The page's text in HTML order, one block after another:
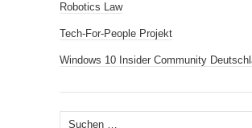
Robotics Law
Tech-For-People Projekt
Windows 10 Insider Community
Suchen